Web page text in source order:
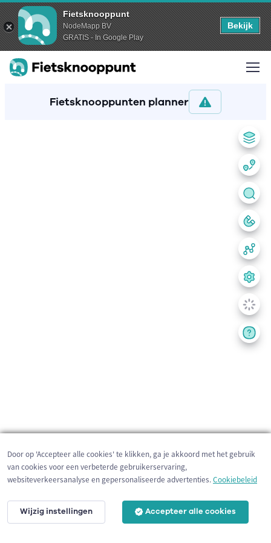
Fietsknooppunt
NodeMapp BV
GRATIS - In Google Play
Bekijk
Fietsknooppunten planner
50 m
Door op 'Accepteer alle cookies' te klikken, ga je akkoord met het gebruik
van cookies voor een verbeterde gebruikerservaring,
websiteverkeersanalyse en gepersonaliseerde advertenties.Cookiebeleid
Wijzig instellingen Accepteer alle cookies